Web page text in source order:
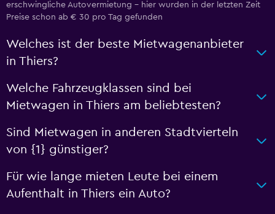
erschwingliche Autovermietung – hier wurden in der letzten Zeit
Preise schon ab € 30 pro Tag gefunden
Welches ist der beste Mietwagenanbieter
in Thiers?
Welche Fahrzeugklassen sind bei
Mietwagen in Thiers am beliebtesten?
Sind Mietwagen in anderen Stadtvierteln
von {1} günstiger?
Für wie lange mieten Leute bei einem
Aufenthalt in Thiers ein Auto?